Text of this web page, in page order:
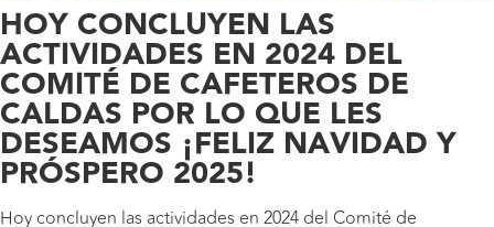
HOY CONCLUYEN LAS
ACTIVIDADES EN 2024 DEL
COMITÉ DE CAFETEROS DE
CALDAS POR LO QUE LES
DESEAMOS ¡FELIZ NAVIDAD Y
PRÓSPERO 2025!
Hoy concluyen las actividades en 2024 del Comité de